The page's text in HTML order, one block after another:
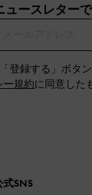
ュースレター
登録する」ボタ
ー規約に同意した
式SNS